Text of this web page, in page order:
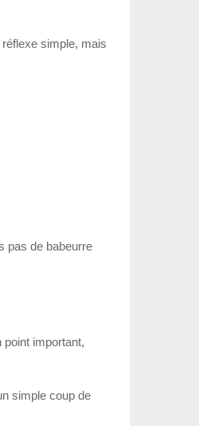
simple, mais
pas de babeurre
point important,
simple coup de